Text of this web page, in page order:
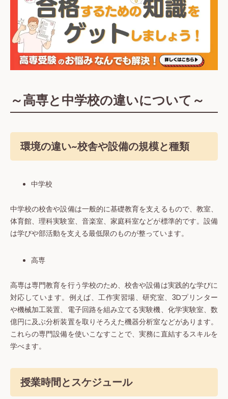
～高専と中学校の違いについて～
環境の違い~校舎や設備の規模と種類
中学校
中学校の校舎や設備は一般的に基礎教育を支えるもので、教室、
体育館、理科実験室、音楽室、家庭科室などが標準的です。設備
は学びや部活動を支える最低限のものが整っています。
高専
高専は専門教育を行う学校のため、校舎や設備は実践的な学びに
対応しています。例えば、工作実習場、研究室、3Dプリンター
や機械加工装置、電子回路を組み立てる実験機、化学実験室、数
億円に及ぶ分析装置を取りそろえた機器分析室などがあります。
これらの専門設備を使いこなすことで、実務に直結するスキルを
学べます。
授業時間とスケジュール